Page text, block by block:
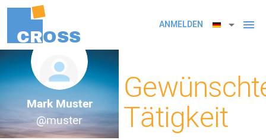
CROSS
ANMELDEN arrow_drop_down menu
Mark Muster
@muster
Tätigkeit